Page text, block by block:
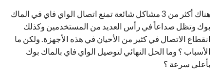
هناك أكثر من 3 مشاكل شائعة تمنع اتصال الواي فاي في الماك
بوك وتظل صداعاً في رأس العديد من المستخدمين وكذلك
انقطاع الاتصال في كثير من الأحيان في هذه الأجهزة. ولكن ما
الأسباب ؟ وما الحل النهائي لتوصيل الواي فاي بالماك بوك
بأعلى سرعة ؟